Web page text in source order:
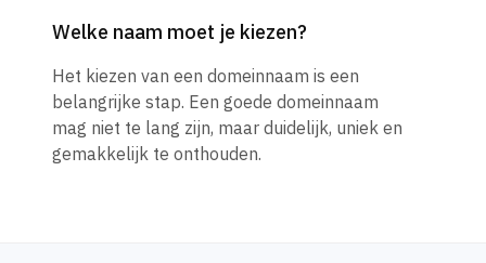
Welke naam moet je kiezen?
Het kiezen van een domeinnaam is een
belangrijke stap. Een goede domeinnaam
mag niet te lang zijn, maar duidelijk, uniek en
gemakkelijk te onthouden.